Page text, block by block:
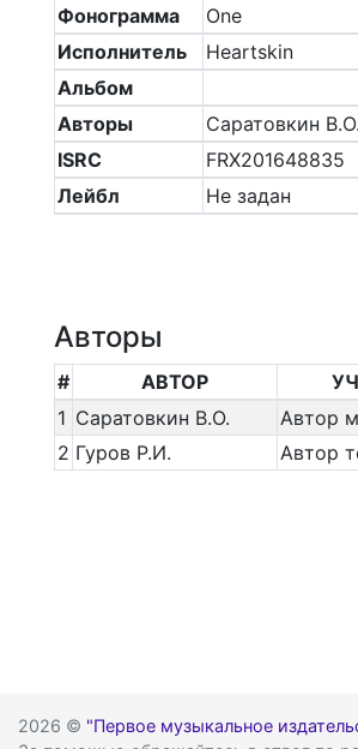
Фонограмма
One
Исполнитель
Heartskin
Альбом
Авторы
Саратовкин
ISRC
FRX201648835
Лейбл
Не задан
Авторы
# АВТОР
1 Саратовкин В.О.
Автор
2 Гуров Р.И. Автор
2026 © "Первое музыкальное